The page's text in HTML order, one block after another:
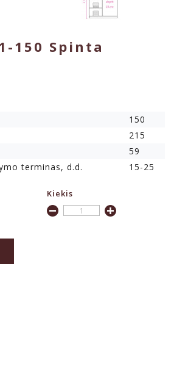
1-150 Spinta
150
215
59
terminas, d.d.
15-25
Kiekis